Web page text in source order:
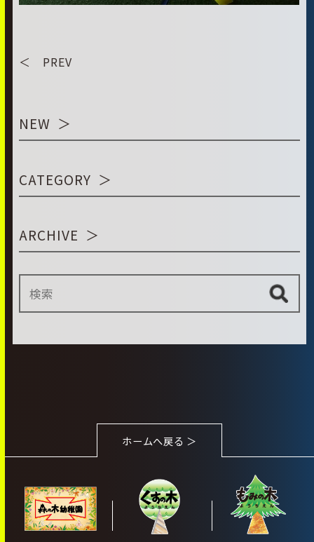
＜ PREV
NEW
CATEGORY
ARCHIVE
ホームへ戻る ＞